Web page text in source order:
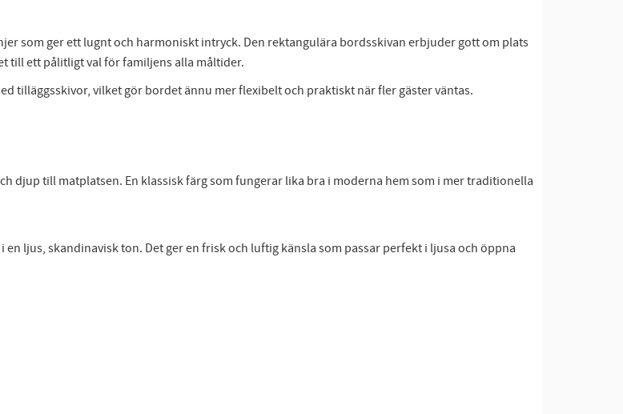
som ger ett lugnt och harmoniskt intryck. Den rektangulära bordsskivan erbjuder gott om plats
till ett pålitligt val för familjens alla måltider.
tilläggsskivor, vilket gör bordet ännu mer flexibelt och praktiskt när fler gäster väntas.
djup till matplatsen. En klassisk färg som fungerar lika bra i moderna hem som i mer traditionella
ljus, skandinavisk ton. Det ger en frisk och luftig känsla som passar perfekt i ljusa och öppna